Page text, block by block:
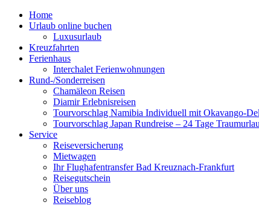
Home
Urlaub online buchen
Luxusurlaub
Kreuzfahrten
Ferienhaus
Interchalet Ferienwohnungen
Rund-/Sonderreisen
Chamäleon Reisen
Diamir Erlebnisreisen
Tourvorschlag Namibia Individuell mit Okavango-
Tourvorschlag Japan Rundreise – 24 Tage
Service
Reiseversicherung
Mietwagen
Ihr Flughafentransfer Bad Kreuznach-Frankfurt
Reisegutschein
Über uns
Reiseblog